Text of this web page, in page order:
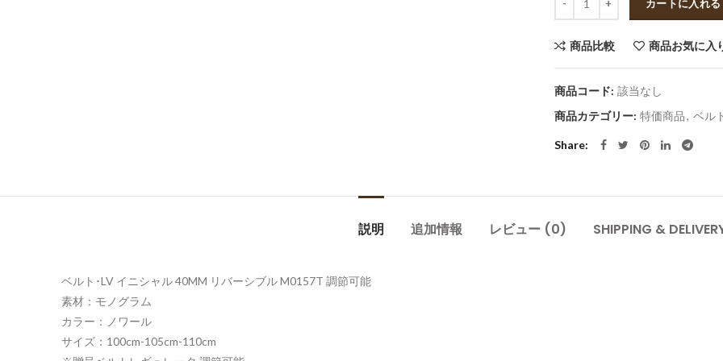
カートに入れる
商品比較 商品お気に入
商品コード: 該当なし
商品カテゴリー: 特価商品, ベル
Share
説明 追加情報 レビュー (0) SHIPPING &
ベルト･LV イニシャル 40MM リバーシブル M0157T 調節可能
素材：モノグラム
カラー：ノワール
サイズ：100cm-105cm-110cm